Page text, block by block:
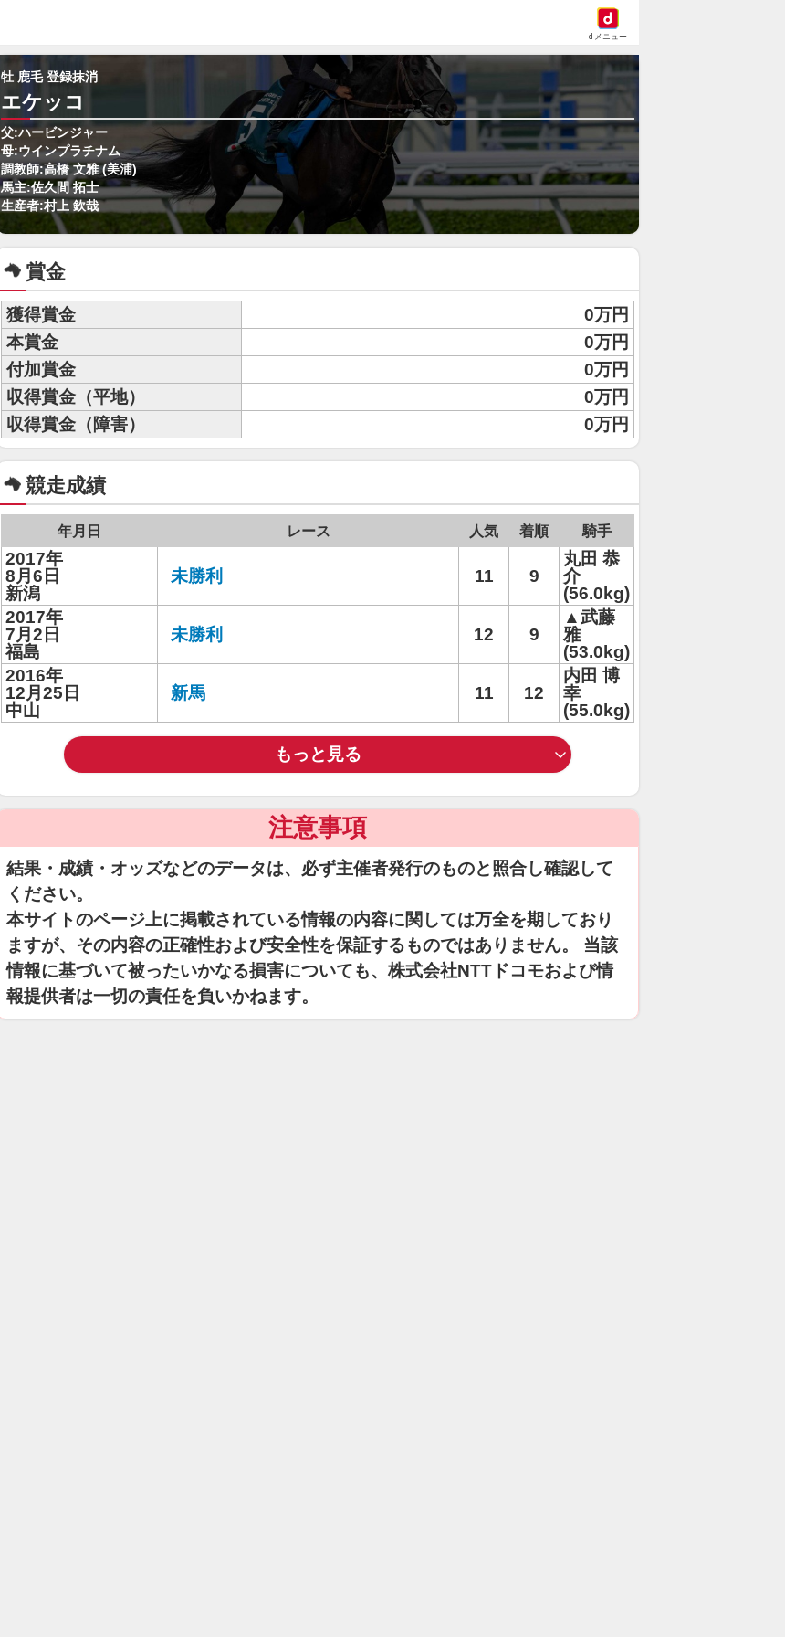
dメニュー
牡 鹿毛 登録抹消
エケッコ
父:ハービンジャー
母:ウインプラチナム
調教師:高橋 文雅 (美浦)
馬主:佐久間 拓士
生産者:村上 欽哉
賞金
獲得賞金
0万円
本賞金
0万円
付加賞金
0万円
収得賞金（平地）
0万円
収得賞金（障害）
0万円
競走成績
年月日 レース 人気 着順 騎手
2017年
8月6日
新潟
未勝利 11 9
丸田 恭
介
(56.0kg)
2017年
7月2日
福島
未勝利 12 9
▲武藤
雅
(53.0kg)
2016年
12月25日
中山
新馬 11 12
内田 博
幸
(55.0kg)
もっと見る
注意事項
結果・成績・オッズなどのデータは、必ず主催者発行のものと照合し確認して
ください。
本サイトのページ上に掲載されている情報の内容に関しては万全を期しており
ますが、その内容の正確性および安全性を保証するものではありません。 当該
情報に基づいて被ったいかなる損害についても、株式会社NTTドコモおよび情
報提供者は一切の責任を負いかねます。